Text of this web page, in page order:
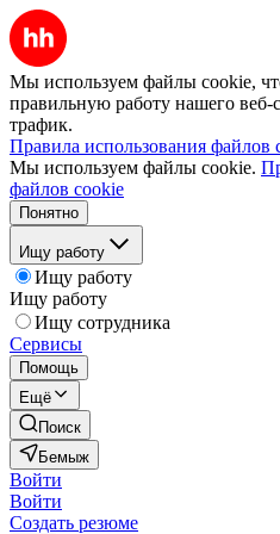
Мы используем файлы cookie,
правильную работу нашего веб-
трафик.
Правила использования файлов
Мы используем файлы cookie.
файлов cookie
Понятно
Ищу работу
Ищу работу
Ищу работу
Ищу сотрудника
Сервисы
Помощь
Ещё
Поиск
Бемыж
Войти
Войти
Создать резюме